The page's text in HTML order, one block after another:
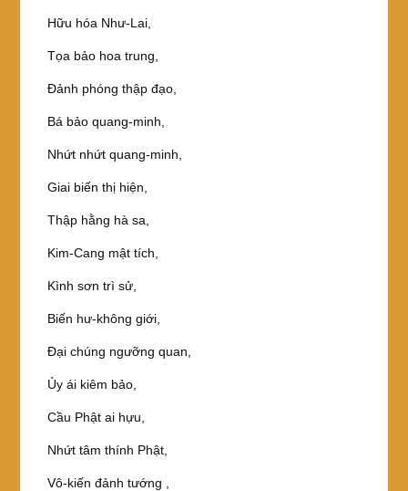
Hữu hóa Như-Lai,
Tọa bảo hoa trung,
Đảnh phóng thập đạo,
Bá bảo quang-minh,
Nhứt nhứt quang-minh,
Giai biến thị hiện,
Thập hằng hà sa,
Kim-Cang mật tích,
Kình sơn trì sử,
Biến hư-không giới,
Đại chúng ngưỡng quan,
Ủy ái kiêm bảo,
Cầu Phật ai hựu,
Nhứt tâm thính Phật,
Vô-kiến đảnh tướng ,